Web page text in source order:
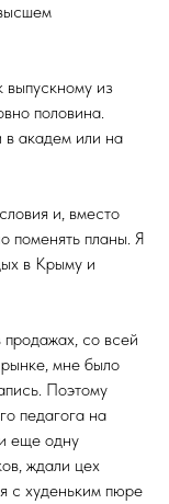
выпускному из
половина.
в академ или на
и, вместо
поменять планы. Я
в Крыму и
продажах, со всей
мне было
Поэтому
педагога на
еще одну
ждали цех
с худеньким пюре